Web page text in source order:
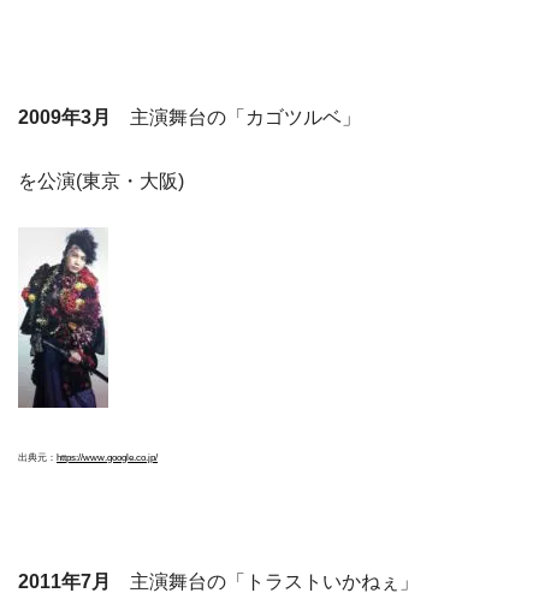
2009年3月 主演舞台の「カゴツルベ」
を公演(東京・大阪)
出典元： https://www.google.co.jp/
2011年7月 主演舞台の「トラストいかねぇ」